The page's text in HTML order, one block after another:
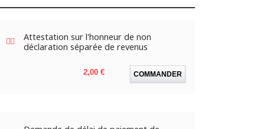
Attestation sur l'honneur de non
déclaration séparée de revenus
Prix
2,00 € COMMANDER